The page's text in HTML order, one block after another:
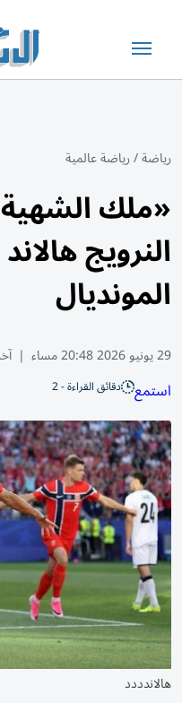
رياضة/رياضة عالمية
«ملك
النرويج
المونديال
29 يونيو 2026 20:48 مساء |
استمع دقائق القراءة - 2
هالاندددد